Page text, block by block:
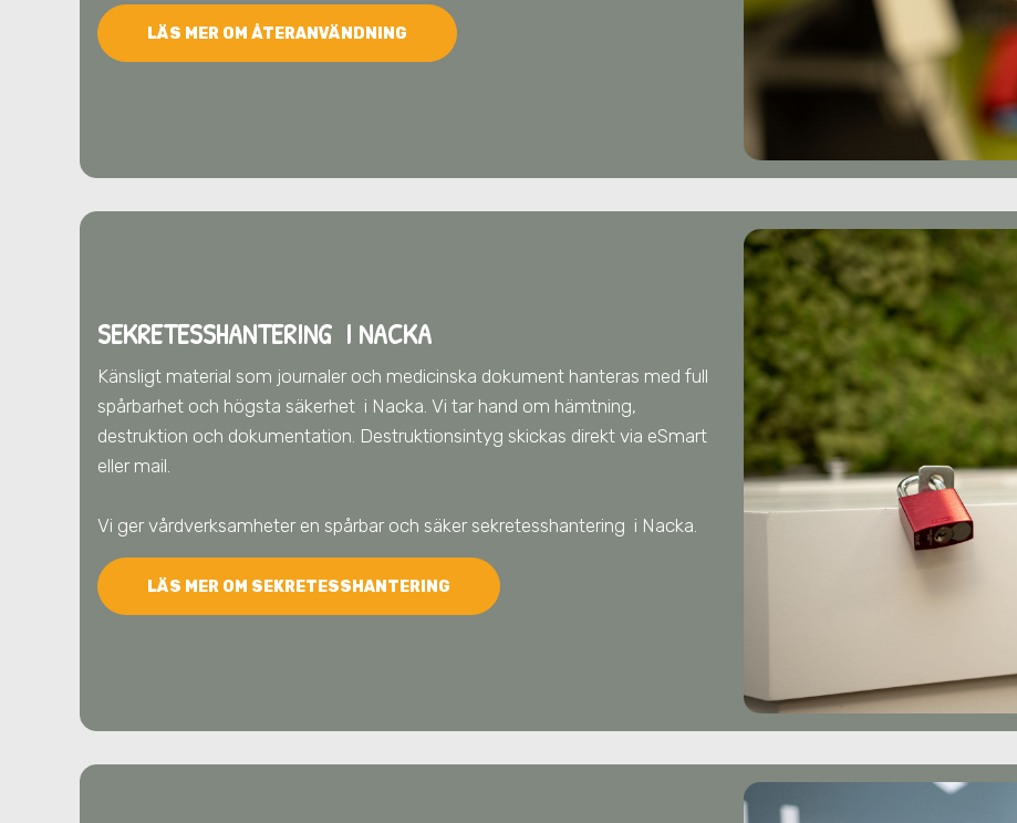
LÄS MER OM ÅTERANVÄNDNING
SEKRETESSHANTERING I NACKA
Känsligt material som journaler och medicinska dokument hanteras med full
spårbarhet och högsta säkerhet i Nacka . Vi tar hand om hämtning,
destruktion och dokumentation. Destruktionsintyg skickas direkt via eSmart
eller mail.
Vi ger vårdverksamheter en spårbar och säker sekretesshantering i Nacka
LÄS MER OM SEKRETESSHANTERING